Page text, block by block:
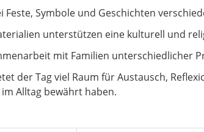
Feste, Symbole und Geschichten
unterstützen eine kulturell und
mit Familien unterschiedlicher
der Tag viel Raum für Austausch,
Alltag bewährt haben.